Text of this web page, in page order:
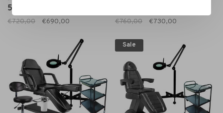
59. Starter set ZWART
€720,00 €690,00 €760,00 €730,00
Sale